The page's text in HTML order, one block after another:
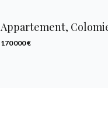
Appartement,
170 000 €